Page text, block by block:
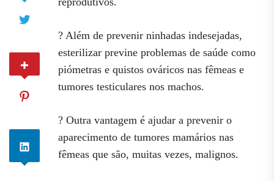
? Além de prevenir ninhadas indesejadas,
esterilizar previne problemas de saúde como
piómetras e quistos ováricos nas fêmeas e
tumores testiculares nos machos.
? Outra vantagem é ajudar a prevenir o
aparecimento de tumores mamários nas
fêmeas que são, muitas vezes, malignos.